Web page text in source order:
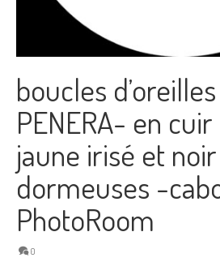
boucles
PENERA- en
jaune irisé et
dormeuses -
PhotoRoom
0